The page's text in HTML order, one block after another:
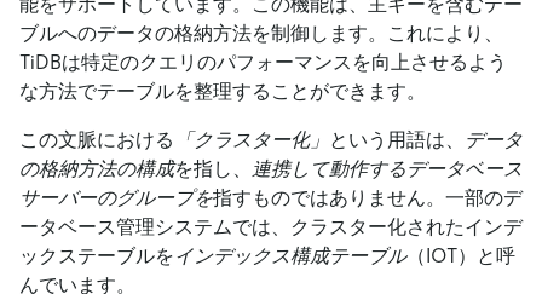
ブルへのデータの格納方法を制御します。これにより、
TiDBは特定のクエリのパフォーマンスを向上させるよう
な方法でテーブルを整理することができます。
この文脈における 「クラスター化」 という用語は、
データ
の格納方法の構成を指し、
連携して動作するデータベース
サーバーのグループを指すものではありません。一部のデ
ータベース管理システムでは、クラスター化されたインデ
ックステーブルをインデックス構成テーブル（IOT）と呼
んでいます。